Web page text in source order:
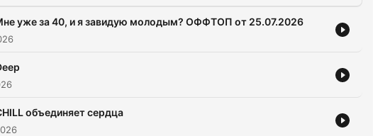
уже за 40, и я завидую молодым? ОФФТОП от 25.07.2026
объединяет сердца